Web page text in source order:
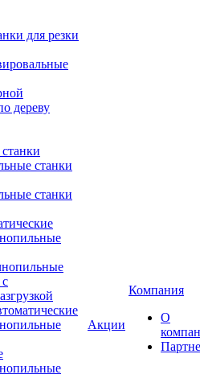
для резки
дереву
станки
станки
Акции
Компания
О